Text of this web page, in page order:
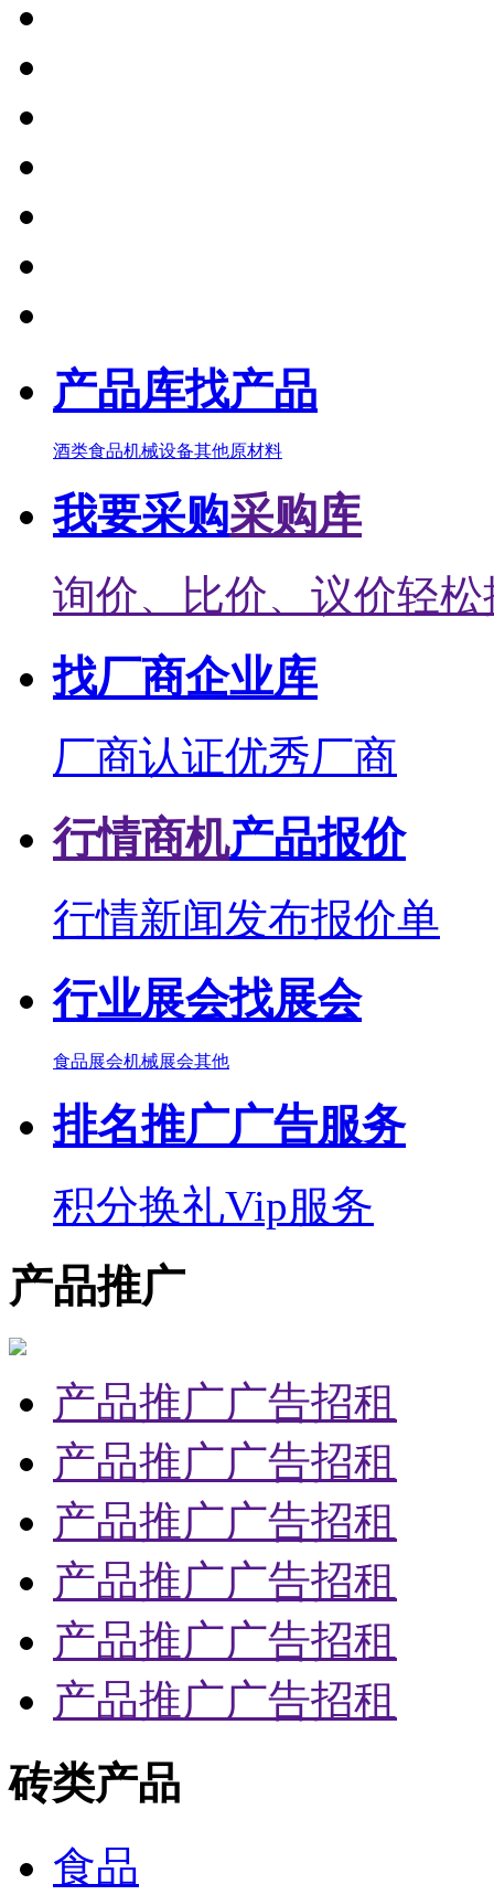
产品库找产品
酒类食品机械设备其他原材料
我要采购采购库
询价、比价、议价轻松
找厂商企业库
厂商认证优秀厂商
行情商机产品报价
行情新闻发布报价单
行业展会找展会
食品展会机械展会其他
排名推广广告服务
积分换礼Vip服务
产品推广
产品推广广告招租
产品推广广告招租
产品推广广告招租
产品推广广告招租
产品推广广告招租
产品推广广告招租
砖类产品
食品